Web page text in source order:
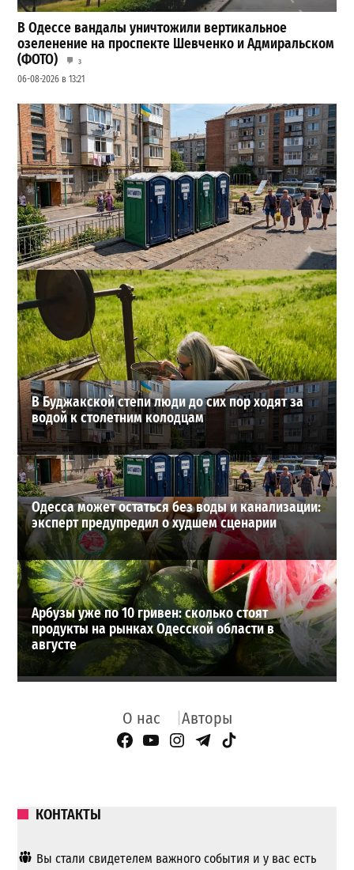
В Одессе вандалы уничтожили вертикальное
озеленение на проспекте Шевченко и Адмиральском
(ФОТО)
3
06-08-2026 в 13:21
Одесса может остаться без воды и канализации:
эксперт предупредил о худшем сценарии
2
07-08-2026 в 17:19
ВИБОР РЕДАКЦИИ
В Буджакской степи люди до сих пор ходят за
водой к столетним колодцам
Одесса может остаться без воды и канализации:
эксперт предупредил о худшем сценарии
Арбузы уже по 10 гривен: сколько стоят
продукты на рынках Одесской области в
августе
О нас Авторы
Facebook Page
YouTube
Instagram
Telegram
TikTok
КОНТАКТЫ
Вы стали свидетелем важного события и у вас есть